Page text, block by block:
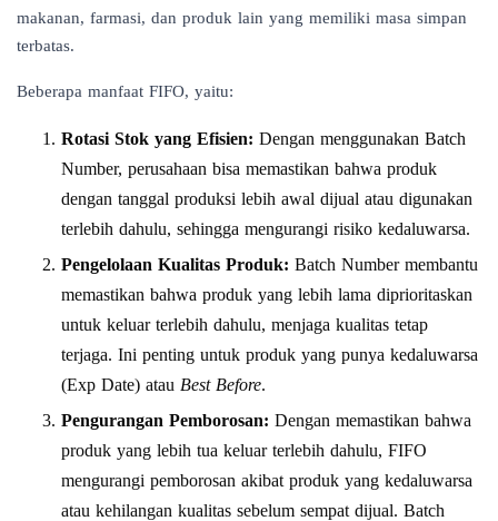
makanan, farmasi, dan produk lain yang memiliki masa simpan
terbatas.
Beberapa manfaat FIFO, yaitu:
Rotasi Stok yang Efisien: Dengan menggunakan Batch
Number, perusahaan bisa memastikan bahwa produk
dengan tanggal produksi lebih awal dijual atau digunakan
terlebih dahulu, sehingga mengurangi risiko kedaluwarsa.
Pengelolaan Kualitas Produk: Batch Number membantu
memastikan bahwa produk yang lebih lama diprioritaskan
untuk keluar terlebih dahulu, menjaga kualitas tetap
terjaga. Ini penting untuk produk yang punya kedaluwarsa
(Exp Date) atau Best Before.
Pengurangan Pemborosan: Dengan memastikan bahwa
produk yang lebih tua keluar terlebih dahulu, FIFO
mengurangi pemborosan akibat produk yang kedaluwarsa
atau kehilangan kualitas sebelum sempat dijual. Batch